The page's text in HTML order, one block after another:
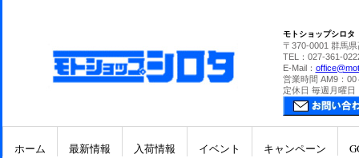
モトショップシロタ
〒370-0001 群馬
TEL：027-361-
E-Mail：
営業時間 AM9：00
定休日 毎週月曜日
ホーム 最新情報 入荷情報 イベント キャンペーン